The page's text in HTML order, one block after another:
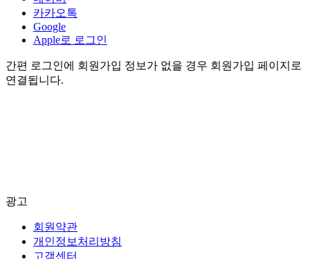
카카오톡
Google
Apple로 로그인
간편 로그인에 회원가입 정보가 없을 경우 회원가입 페이지로
연결됩니다.
광고
회원약관
개인정보처리방침
고객센터